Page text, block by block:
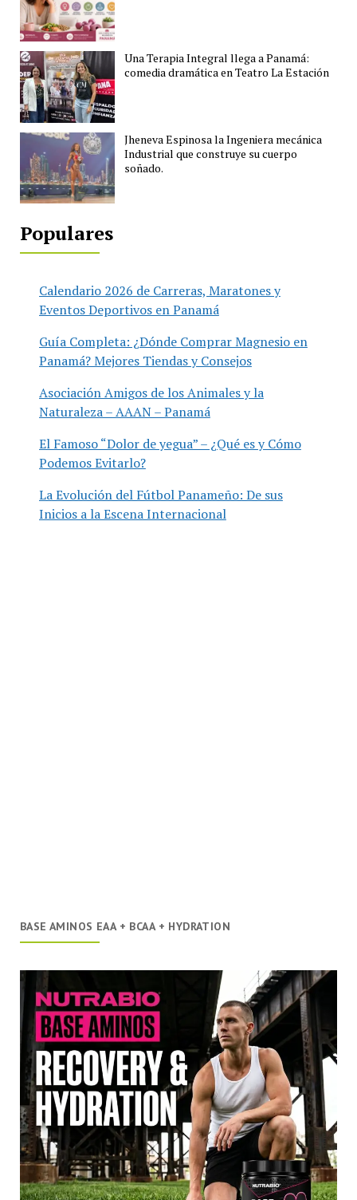
Una Terapia Integral llega a Panamá:
comedia dramática en Teatro La Estación
Jheneva Espinosa la Ingeniera mecánica
Industrial que construye su cuerpo
soñado.
Populares
Calendario 2026 de Carreras, Maratones y
Eventos Deportivos en Panamá
Guía Completa: ¿Dónde Comprar Magnesio en
Panamá? Mejores Tiendas y Consejos
Asociación Amigos de los Animales y la
Naturaleza – AAAN – Panamá
El Famoso “Dolor de yegua” – ¿Qué es y Cómo
Podemos Evitarlo?
La Evolución del Fútbol Panameño: De sus
Inicios a la Escena Internacional
BASE AMINOS EAA + BCAA + HYDRATION